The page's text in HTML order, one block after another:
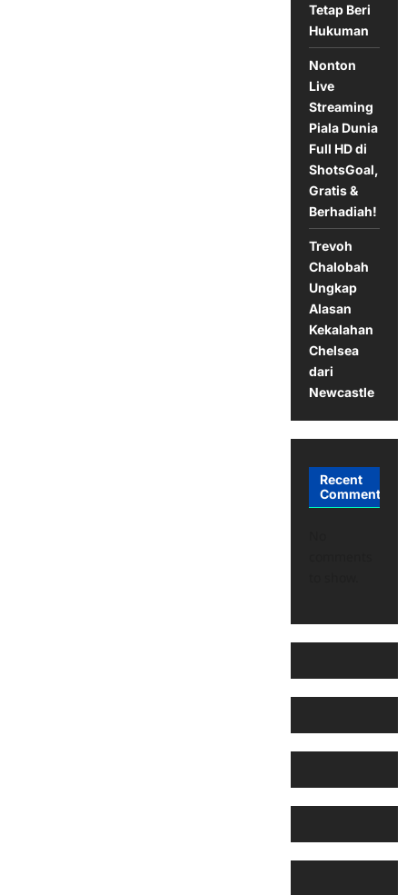
Tetap Beri
Hukuman
Nonton
Live
Streaming
Piala Dunia
Full HD di
ShotsGoal,
Gratis &
Berhadiah!
Trevoh
Chalobah
Ungkap
Alasan
Kekalahan
Chelsea
dari
Newcastle
Recent
Comments